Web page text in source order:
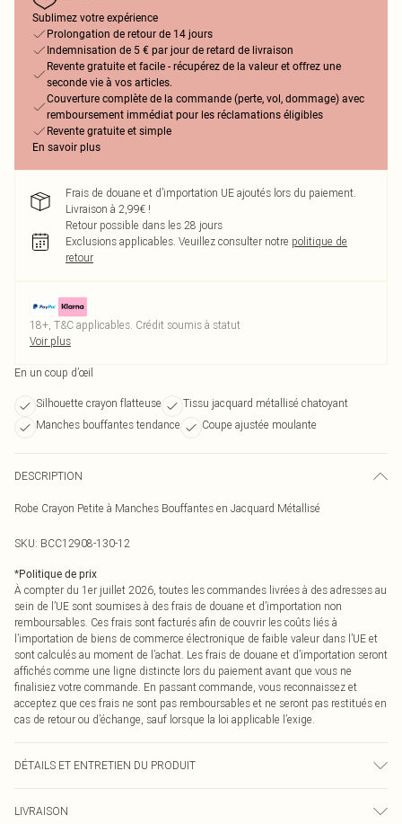
Sublimez votre expérience
Prolongation de retour de 14 jours
Indemnisation de 5 € par jour de retard de livraison
Revente gratuite et facile - récupérez de la valeur et offrez une
seconde vie à vos articles.
Couverture complète de la commande (perte, vol, dommage) avec
remboursement immédiat pour les réclamations éligibles
Revente gratuite et simple
En savoir plus
Frais de douane et d’importation UE ajoutés lors du paiement.
Livraison à 2,99€ !
Retour possible dans les 28 jours
Exclusions applicables. Veuillez consulter notre politique de
retour
18+, T&C applicables. Crédit soumis à statut
Voir plus
En un coup d’œil
Silhouette crayon flatteuse
Tissu jacquard métallisé chatoyant
Manches bouffantes tendance
Coupe ajustée moulante
DESCRIPTION
Robe Crayon Petite à Manches Bouffantes en Jacquard Métallisé
SKU: BCC12908-130-12
*Politique de prix
À compter du 1er juillet 2026, toutes les commandes livrées à des adresses au
sein de l’UE sont soumises à des frais de douane et d’importation non
remboursables. Ces frais sont facturés afin de couvrir les coûts liés à
l’importation de biens de commerce électronique de faible valeur dans l’UE et
sont calculés au moment de l’achat. Les frais de douane et d’importation seront
affichés comme une ligne distincte lors du paiement avant que vous ne
finalisiez votre commande. En passant commande, vous reconnaissez et
acceptez que ces frais ne sont pas remboursables et ne seront pas restitués en
cas de retour ou d’échange, sauf lorsque la loi applicable l’exige.
DÉTAILS ET ENTRETIEN DU PRODUIT
Wears a UK Size 10.
LIVRAISON